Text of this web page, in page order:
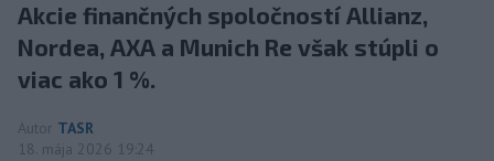
Akcie finančných spoločností Allianz,
Nordea, AXA a Munich Re však stúpli o
viac ako 1 %.
Autor TASR
18. mája 2026 19:24